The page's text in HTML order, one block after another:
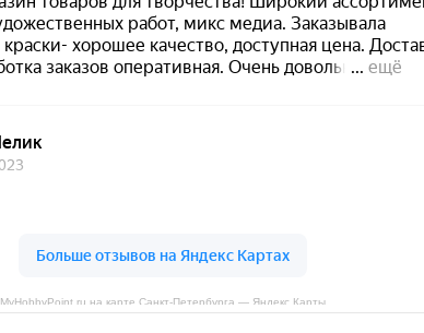
MyHobbyPoint.ru на карте Санкт‑Петербурга — Яндекс Карты